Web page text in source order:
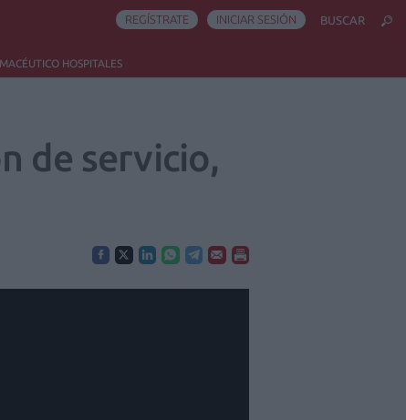
HOSPITALES
REGÍSTRATE INICIAR SESIÓN BUSCAR
de servicio,